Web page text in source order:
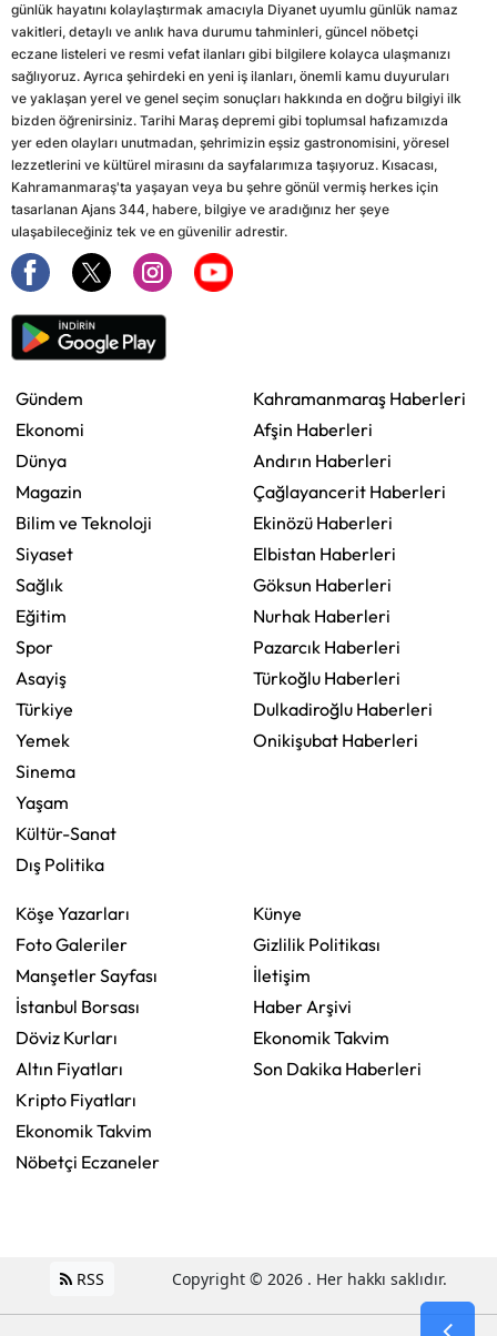
günlük hayatını kolaylaştırmak amacıyla Diyanet uyumlu günlük namaz
vakitleri, detaylı ve anlık hava durumu tahminleri, güncel nöbetçi
eczane listeleri ve resmi vefat ilanları gibi bilgilere kolayca ulaşmanızı
sağlıyoruz. Ayrıca şehirdeki en yeni iş ilanları, önemli kamu duyuruları
ve yaklaşan yerel ve genel seçim sonuçları hakkında en doğru bilgiyi ilk
bizden öğrenirsiniz. Tarihi Maraş depremi gibi toplumsal hafızamızda
yer eden olayları unutmadan, şehrimizin eşsiz gastronomisini, yöresel
lezzetlerini ve kültürel mirasını da sayfalarımıza taşıyoruz. Kısacası,
Kahramanmaraş'ta yaşayan veya bu şehre gönül vermiş herkes için
tasarlanan Ajans 344, habere, bilgiye ve aradığınız her şeye
ulaşabileceğiniz tek ve en güvenilir adrestir.
Gündem
Ekonomi
Dünya
Magazin
Bilim ve Teknoloji
Siyaset
Sağlık
Eğitim
Spor
Asayiş
Türkiye
Yemek
Sinema
Yaşam
Kültür-Sanat
Dış Politika
Kahramanmaraş Haberleri
Afşin Haberleri
Andırın Haberleri
Çağlayancerit Haberleri
Ekinözü Haberleri
Elbistan Haberleri
Göksun Haberleri
Nurhak Haberleri
Pazarcık Haberleri
Türkoğlu Haberleri
Dulkadiroğlu Haberleri
Onikişubat Haberleri
Köşe Yazarları
Foto Galeriler
Manşetler Sayfası
İstanbul Borsası
Döviz Kurları
Altın Fiyatları
Kripto Fiyatları
Ekonomik Takvim
Nöbetçi Eczaneler
Künye
Gizlilik Politikası
İletişim
Haber Arşivi
Ekonomik Takvim
Son Dakika Haberleri
RSS Copyright © 2026 . Her hakkı saklıdır.